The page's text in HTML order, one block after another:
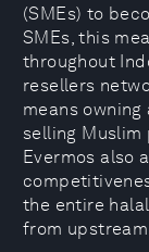
(SMEs) to
SMEs, this
throughout
resellers
means
selling
Evermos also
the entire
from